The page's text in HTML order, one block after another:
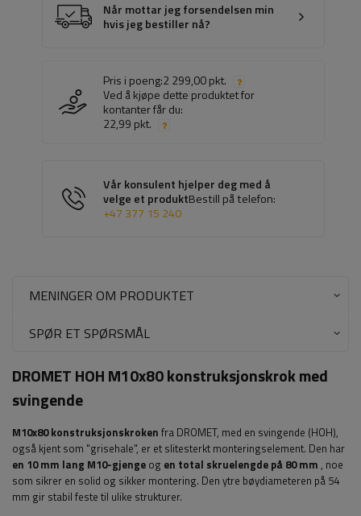
Når mottar jeg forsendelsen min
hvis jeg bestiller nå?
Pris i poeng:2 299,00 pkt.
Ved å kjøpe dette produktet for
kontanter får du:
22,99 pkt.
Vår konsulent hjelper deg med å
velge et produktBestill på telefon:
+47 377 15 240
MENINGER OM PRODUKTET
SPØR ET SPØRSMÅL
DROMET HOH M10x80 konstruksjonskrok med
svingende
M10x80 konstruksjonskroken fra DROMET, med en svingende (HOH),
også kjent som "grisehale", er et slitesterkt monteringselement. Den har
en 10 mm lang M10-gjenge og en total skruelengde på 80 mm , noe
som sikrer en solid og sikker montering. Den ytre bøydiameteren på 54
mm gir stabil feste til ulike strukturer.